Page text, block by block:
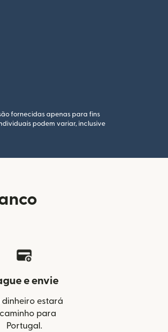
fornecidas apenas para fins
podem variar, inclusive
e envie
dinheiro estará
para
Portugal.